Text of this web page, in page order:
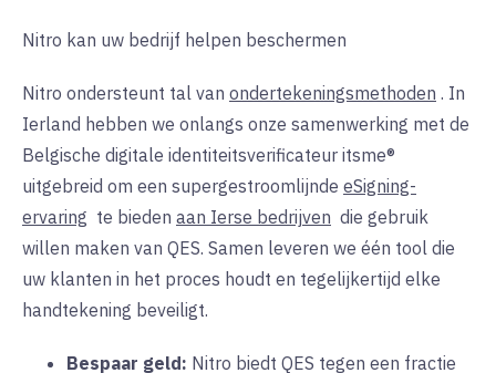
Nitro kan uw bedrijf helpen beschermen
Nitro ondersteunt tal van ondertekeningsmethoden . In
Ierland hebben we onlangs onze samenwerking met de
Belgische digitale identiteitsverificateur itsme®
uitgebreid om een supergestroomlijnde eSigning-
ervaring te bieden aan Ierse bedrijven die gebruik
willen maken van QES. Samen leveren we één tool die
uw klanten in het proces houdt en tegelijkertijd elke
handtekening beveiligt.
Bespaar geld: Nitro biedt QES tegen een fractie